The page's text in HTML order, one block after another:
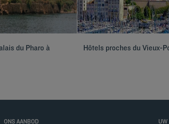
du Pharo à
Hôtels proches du Vieux-
ONS AANBOD